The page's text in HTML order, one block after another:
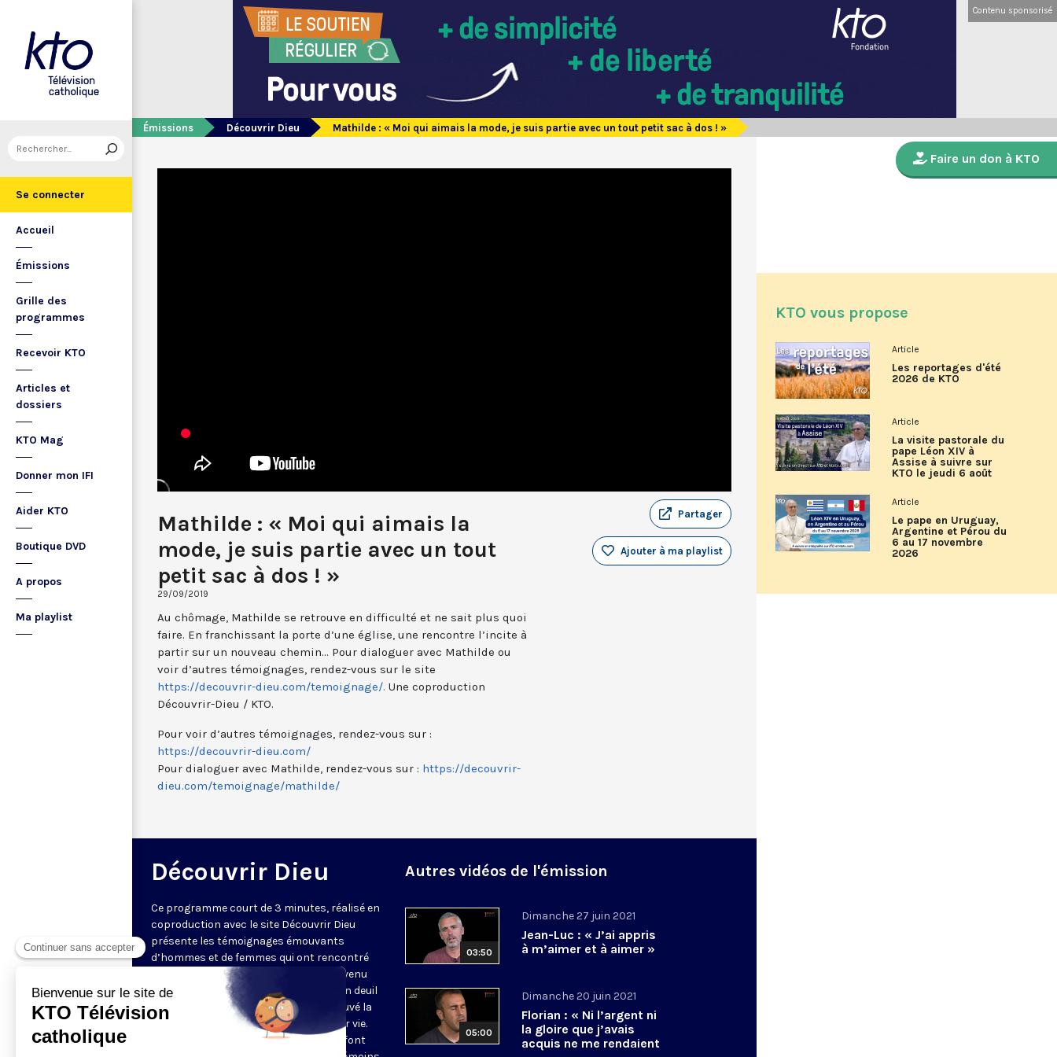
Se connecter
Accueil
Émissions
Grille des
programmes
Recevoir KTO
Articles et
dossiers
KTO Mag
Donner mon IFI
Aider KTO
Boutique DVD
A propos
Ma playlist
Contenu sponsorisé
Émissions Découvrir Dieu Mathilde : « Moi qui aimais la mode, je suis partie avec un tout petit sac à dos ! »
Mathilde : « Moi qui aimais la
mode, je suis partie avec un tout
petit sac à dos ! »
29/09/2019
Partager
Ajouter à ma playlist
Au chômage, Mathilde se retrouve en difficulté et ne sait plus quoi
faire. En franchissant la porte d’une église, une rencontre l’incite à
partir sur un nouveau chemin... Pour dialoguer avec Mathilde ou
voir d’autres témoignages, rendez-vous sur le site
https://decouvrir-dieu.com/temoignage/. Une coproduction
Découvrir-Dieu / KTO.
Pour voir d’autres témoignages, rendez-vous sur :
https://decouvrir-dieu.com/
Pour dialoguer avec Mathilde, rendez-vous sur : https://decouvrir-
dieu.com/temoignage/mathilde/
Découvrir Dieu
Ce programme court de 3 minutes, réalisé en
coproduction avec le site Découvrir Dieu
présente les témoignages émouvants
d’hommes et de femmes qui ont rencontré
Dieu. À l’occasion d’un événement survenu
dans leur vie, comme une rencontre, un deuil
ou une maladie, ils ont trouvé ou retrouvé la
foi et cela a complètement changé leur vie.
Ils nous expliquent comment et nous font
Autres vidéos de l'émission
03:50
Dimanche 27 juin 2021
Jean-Luc : « J’ai appris
à m’aimer et à aimer »
05:00
Dimanche 20 juin 2021
Florian : « Ni l’argent ni
la gloire que j’avais
acquis ne me rendaient
Faire un don à KTO
KTO vous propose
Article
Les reportages d'été
2026 de KTO
Article
La visite pastorale du
pape Léon XIV à
Assise à suivre sur
KTO le jeudi 6 août
Article
Le pape en Uruguay,
Argentine et Pérou du
6 au 17 novembre
2026